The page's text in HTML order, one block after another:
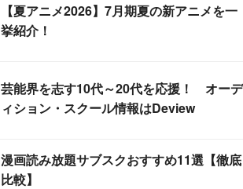
【夏アニメ2026】7月期夏の新アニメを一
挙紹介！
芸能界を志す10代～20代を応援！ オーデ
ィション・スクール情報はDeview
漫画読み放題サブスクおすすめ11選【徹底
比較】